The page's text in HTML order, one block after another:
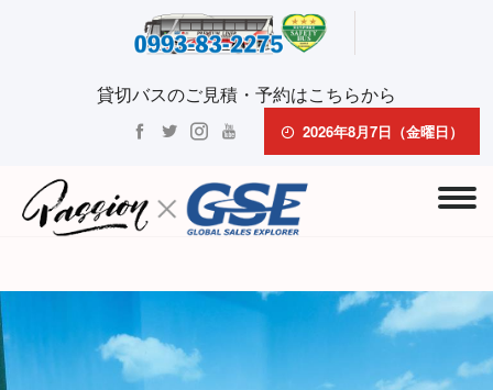
貸切バスのご見積・予約はこちらから
2026年8月7日（金曜日）